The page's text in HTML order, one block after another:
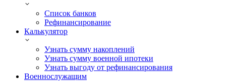
Список банков
Рефинансирование
Калькулятор
Узнать сумму накоплений
Узнать сумму военной ипотеки
Узнать выгоду от рефинансирования
Военнослужащим